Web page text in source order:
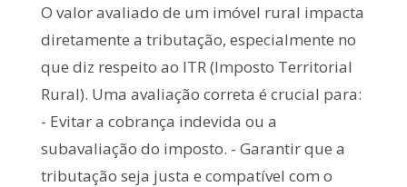
O valor avaliado de um imóvel rural impacta
diretamente a tributação, especialmente no
que diz respeito ao ITR (Imposto Territorial
Rural). Uma avaliação correta é crucial para:
- Evitar a cobrança indevida ou a
subavaliação do imposto. - Garantir que a
tributação seja justa e compatível com o